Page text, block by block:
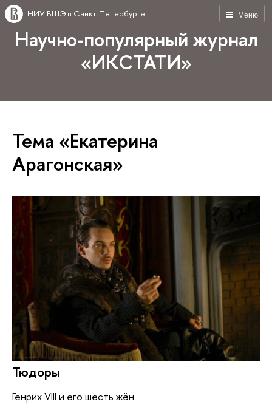
Меню
НИУ ВШЭ в Санкт-Петербурге
Научно-популярный журнал
«ИКСТАТИ»
Тема «Екатерина
Арагонская»
Тюдоры
Генрих VIII и его шесть жён